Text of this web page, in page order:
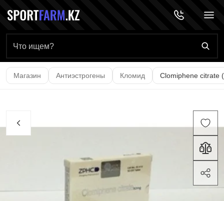
Главная страница
Магазин Антиэстрогены Кломид Clomiphene citrate